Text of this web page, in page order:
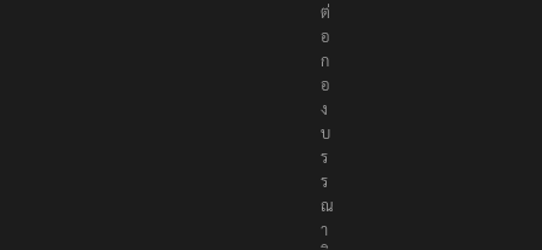
ต่
อ
ก
อ
ง
บ
ร
ร
ณ
า